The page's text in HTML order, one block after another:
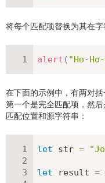
将每个匹配项替换为其在字
alert ( "Ho-
在下面的示例中，有两对
第一个是完全匹配项，然
匹配位置和源字符串：
let str =
let result =